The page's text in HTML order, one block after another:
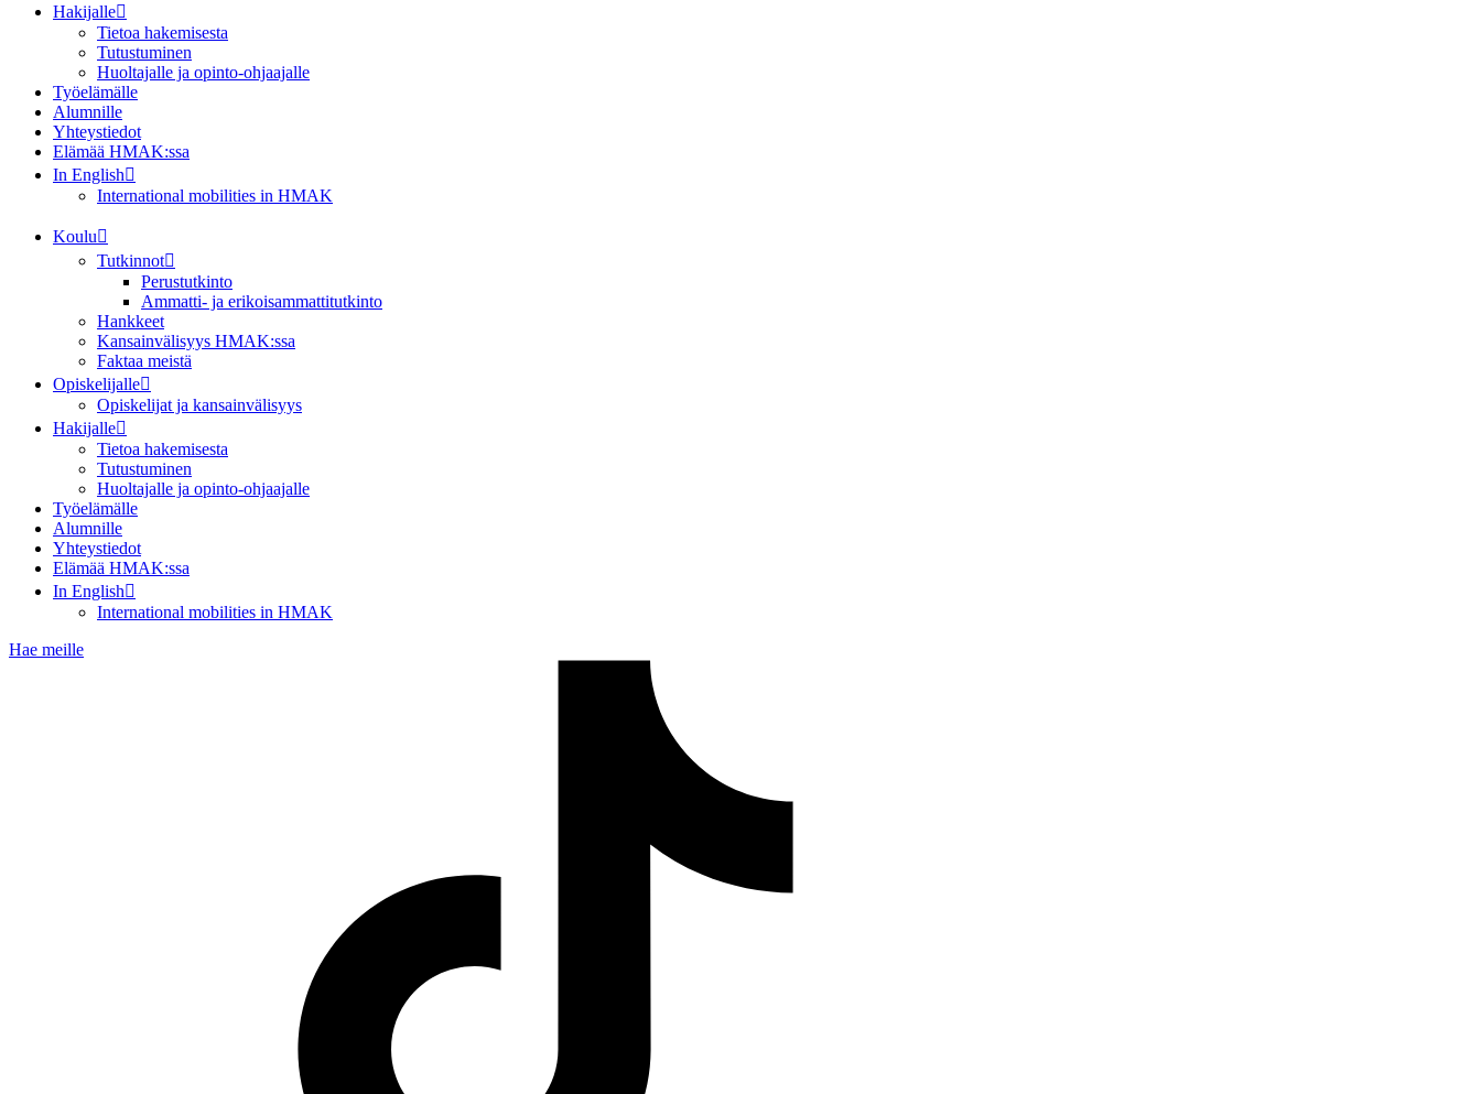
Hakijalle
Tietoa hakemisesta
Tutustuminen
Huoltajalle ja opinto-ohjaajalle
Työelämälle
Alumnille
Yhteystiedot
Elämää HMAK:ssa
In English
International mobilities in HMAK
Koulu
Tutkinnot
Perustutkinto
Ammatti- ja erikoisammattitutkinto
Hankkeet
Kansainvälisyys HMAK:ssa
Faktaa meistä
Opiskelijalle
Opiskelijat ja kansainvälisyys
Hakijalle
Tietoa hakemisesta
Tutustuminen
Huoltajalle ja opinto-ohjaajalle
Työelämälle
Alumnille
Yhteystiedot
Elämää HMAK:ssa
In English
International mobilities in HMAK
Hae meille